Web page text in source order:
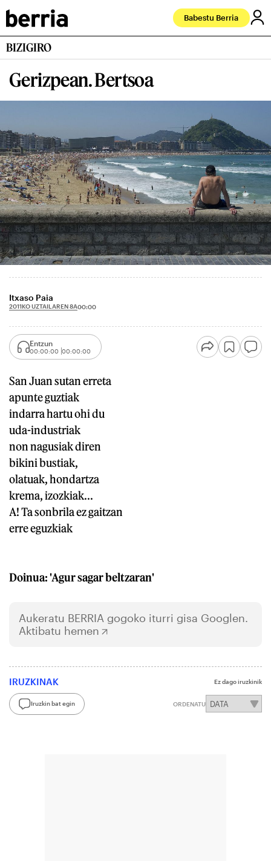
Babestu Berria
BIZIGIRO
Gerizpean. Bertsoa
Itxaso Paia
2011KO UZTAILAREN 8A00:00
Entzun
00:00:00 00:00:00
San Juan sutan erreta
apunte guztiak
indarra hartu ohi du
uda-industriak
non nagusiak diren
bikini bustiak,
olatuak, hondartza
krema, izozkiak...
A! Ta sonbrila ez gaitzan
erre eguzkiak
Doinua: 'Agur sagar beltzaran'
Aukeratu BERRIA gogoko iturri gisa Googlen.
Aktibatu hemen
IRUZKINAK Ez dago iruzkinik
Iruzkin bat egin ORDENATU